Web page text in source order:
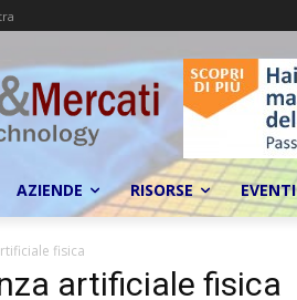
AZIENDE RISORSE EVENTI
fisica
artificiale fisica